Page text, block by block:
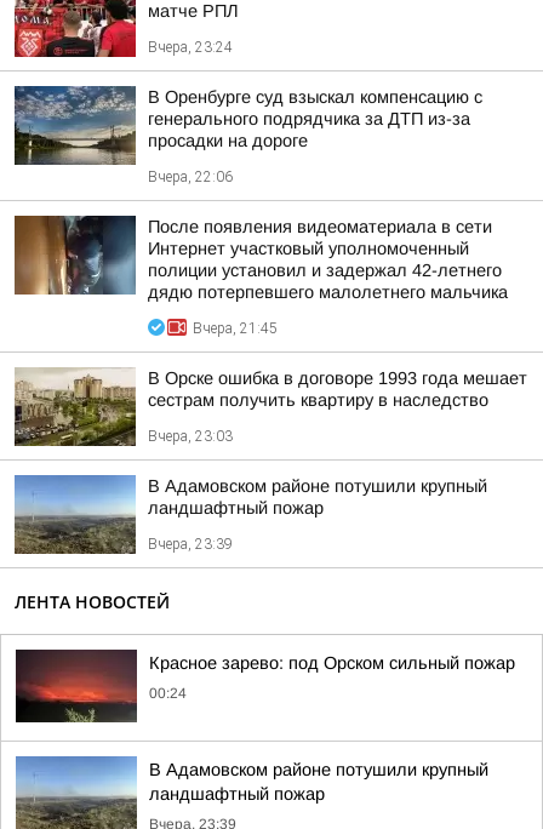
матче РПЛ
Вчера, 23:24
В Оренбурге суд взыскал компенсацию с
генерального подрядчика за ДТП из-за
просадки на дороге
Вчера, 22:06
После появления видеоматериала в сети
Интернет участковый уполномоченный
полиции установил и задержал 42-летнего
дядю потерпевшего малолетнего мальчика
Вчера, 21:45
В Орске ошибка в договоре 1993 года мешает
сестрам получить квартиру в наследство
Вчера, 23:03
В Адамовском районе потушили крупный
ландшафтный пожар
Вчера, 23:39
ЛЕНТА НОВОСТЕЙ
Красное зарево: под Орском сильный пожар
00:24
В Адамовском районе потушили крупный
ландшафтный пожар
Вчера, 23:39